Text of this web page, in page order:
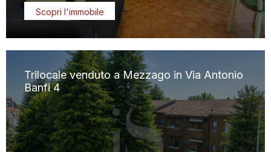
Scopri l'immobile
Trilocale venduto a Mezzago in Via Antonio
Banfi 4